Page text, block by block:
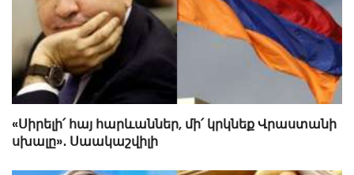
«Սիրելի՛ հայ հարևաններ, մի՛ կրկնեք Վրաստանի
սխալը»․ Սաակաշվիլի